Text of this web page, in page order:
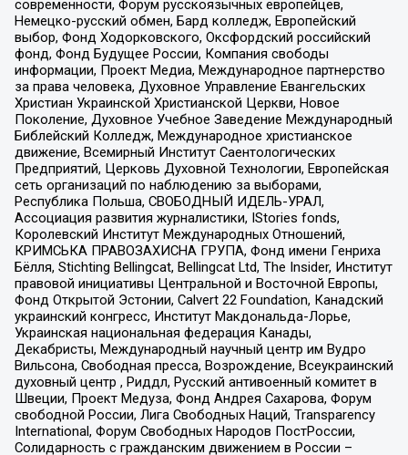
современности, Форум русскоязычных европейцев,
Немецко-русский обмен, Бард колледж, Европейский
выбор, Фонд Ходорковского, Оксфордский российский
фонд, Фонд Будущее России, Компания свободы
информации, Проект Медиа, Международное партнерство
за права человека, Духовное Управление Евангельских
Христиан Украинской Христианской Церкви, Новое
Поколение, Духовное Учебное Заведение Международный
Библейский Колледж, Международное христианское
движение, Всемирный Институт Саентологических
Предприятий, Церковь Духовной Технологии, Европейская
сеть организаций по наблюдению за выборами,
Республика Польша, СВОБОДНЫЙ ИДЕЛЬ-УРАЛ,
Ассоциация развития журналистики, IStories fonds,
Королевский Институт Международных Отношений,
КРИМСЬКА ПРАВОЗАХИСНА ГРУПА, Фонд имени Генриха
Бёлля, Stichting Bellingcat, Bellingcat Ltd, The Insider, Институт
правовой инициативы Центральной и Восточной Европы,
Фонд Открытой Эстонии, Calvert 22 Foundation, Канадский
украинский конгресс, Институт Макдональда-Лорье,
Украинская национальная федерация Канады,
Декабристы, Международный научный центр им Вудро
Вильсона, Свободная пресса, Возрождение, Всеукраинский
духовный центр , Риддл, Русский антивоенный комитет в
Швеции, Проект Медуза, Фонд Андрея Сахарова, Форум
свободной России, Лига Свободных Наций, Transparеncy
International, Форум Свободных Народов ПостРоссии,
Солидарность с гражданским движением в России –